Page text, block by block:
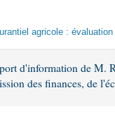
agricole :
d'information de M.
des finances, de